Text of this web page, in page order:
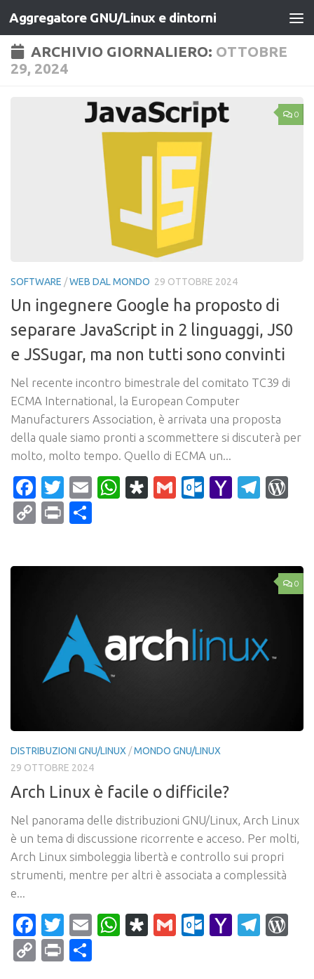
Salta al contenuto
Aggregatore GNU/Linux e dintorni
ARCHIVIO GIORNALIERO: OTTOBRE
29, 2024
0
SOFTWARE /WEB DAL MONDO 29 OTTOBRE 2024
Un ingegnere Google ha proposto di
separare JavaScript in 2 linguaggi, JS0
e JSSugar, ma non tutti sono convinti
Nel recente incontro bimestrale del comitato TC39 di
ECMA International, la European Computer
Manufacturers Association, è arrivata una proposta
della quale siamo pronti a scommettere si discuterà per
molto, molto tempo. Quello di ECMA un...
Facebook
Twitter
EmailWhatsApp
Diaspora
Gmail Yahoo
CopyPrint
0
DISTRIBUZIONI GNU/LINUX /MONDO GNU/LINUX
29 OTTOBRE 2024
Arch Linux è facile o difficile?
Nel panorama delle distribuzioni GNU/Linux, Arch Linux
è un tema di discussione ricorrente e acceso. Per molti,
Arch Linux simboleggia libertà e controllo sui propri
strumenti, mentre per altri è associata a complessità
e...
Facebook
Twitter
EmailWhatsApp
Diaspora
Gmail Yahoo
CopyPrint